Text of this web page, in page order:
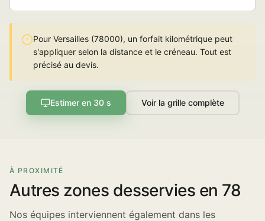
Pour Versailles (78000), un forfait kilométrique peut
s'appliquer selon la distance et le créneau. Tout est
précisé au devis.
Estimer en 30 s Voir la grille complète
À PROXIMITÉ
Autres zones desservies en 78
Nos équipes interviennent également dans les